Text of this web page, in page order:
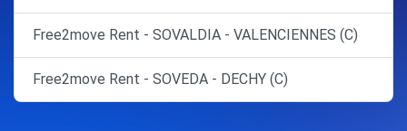
Free2move Rent - SOVALDIA - VALENCIENNES (C)
Free2move Rent - SOVEDA - DECHY (C)